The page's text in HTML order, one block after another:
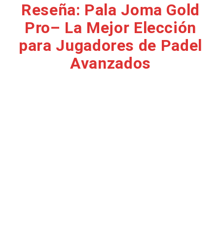
Reseña: Pala Joma Gold
Pro– La Mejor Elección
para Jugadores de Padel
Avanzados